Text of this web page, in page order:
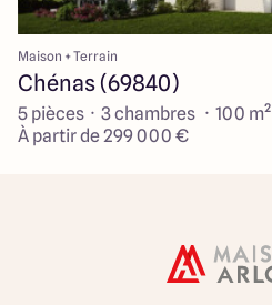
Maison + Terrain
Chénas (69840)
5 pièces · 3 chambres · 100 m²
À partir de 299 000 €